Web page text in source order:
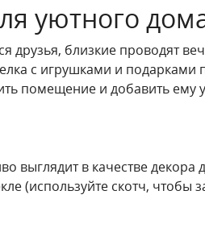
уютного
друзья, близкие проводят
с игрушками и подарками
помещение и добавить ему
выглядит в качестве декора
(используйте скотч, чтобы